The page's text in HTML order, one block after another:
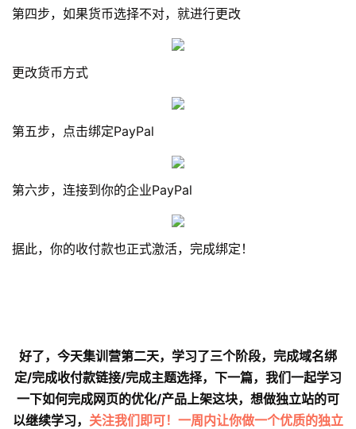
第四步，如果货币选择不对，就进行更改
更改货币方式
第五步，点击绑定PayPal
第六步，连接到你的企业PayPal
据此，你的收付款也正式激活，完成绑定！
好了，今天集训营第二天，学习了三个阶段，完成域名绑
定/完成收付款链接/完成主题选择，下一篇，我们一起学习
一下如何完成网页的优化/产品上架这块，想做独立站的可
以继续学习， 关注我们即可！一周内让你做一个优质的独立